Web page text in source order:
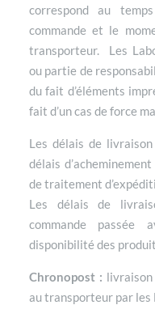
correspond au
commande et le
transporteur. Les
ou partie de
du fait d’éléments
fait d’un cas de force
Les délais de
délais
de traitement
Les délais de
commande passée
disponibilité des
Chronopost :
au transporteur par les